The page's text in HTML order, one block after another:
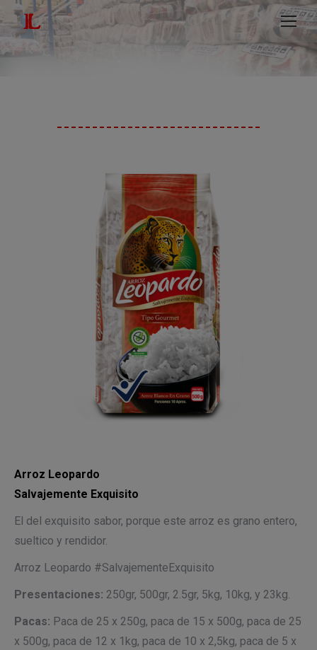
Buscar:
Arroz Leopardo
Salvajemente Exquisito
El del exquisito sabor, porque este arroz es grano entero,
sueltico y rendidor.
Arroz Leopardo #SalvajementeExquisito
Presentaciones: 250gr, 500gr, 2.5gr, 5kg, 10kg, y 23kg.
Pacas: Paca de 25 x 250g, paca de 15 x 500g, paca de 25
x 500g, paca de 12 x 1kg, paca de 10 x 2,5kg, paca de 5 x
modal-check